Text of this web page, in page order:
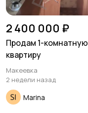
2 400 000 ₽
Продам 1-комнатную
квартиру
Макеевка
2 недели назад
Marina